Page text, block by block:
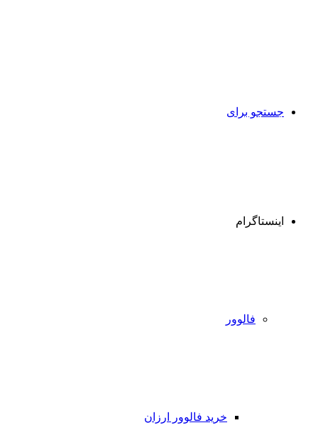
جستجو برای
اینستاگرام
فالوور
خرید فالوور ارزان